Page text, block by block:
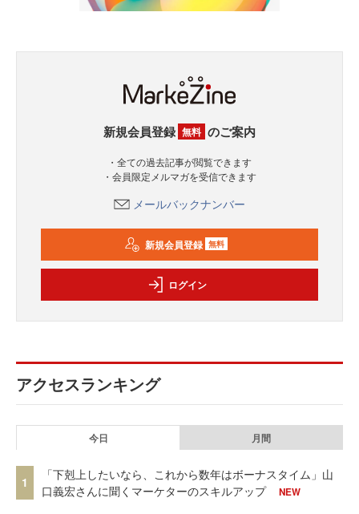
新規会員登録 無料 のご案内
・全ての過去記事が閲覧できます
・会員限定メルマガを受信できます
メールバックナンバー
新規会員登録 無料
ログイン
アクセスランキング
今日 月間
1
「下剋上したいなら、これから数年はボーナスタイム」山
口義宏さんに聞くマーケターのスキルアップ
NEW